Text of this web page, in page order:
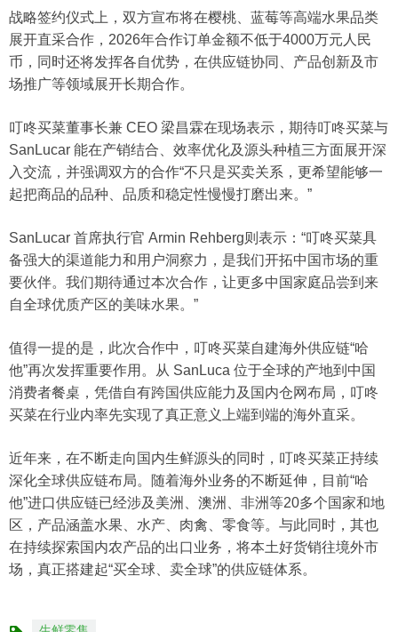
战略签约仪式上，双方宣布将在樱桃、蓝莓等高端水果品类
展开直采合作，2026年合作订单金额不低于4000万元人民
币，同时还将发挥各自优势，在供应链协同、产品创新及市
场推广等领域展开长期合作。
叮咚买菜董事长兼 CEO 梁昌霖在现场表示，期待叮咚买菜与
SanLucar 能在产销结合、效率优化及源头种植三方面展开深
入交流，并强调双方的合作“不只是买卖关系，更希望能够一
起把商品的品种、品质和稳定性慢慢打磨出来。”
SanLucar 首席执行官 Armin Rehberg则表示：“叮咚买菜具
备强大的渠道能力和用户洞察力，是我们开拓中国市场的重
要伙伴。我们期待通过本次合作，让更多中国家庭品尝到来
自全球优质产区的美味水果。”
值得一提的是，此次合作中，叮咚买菜自建海外供应链“哈
他”再次发挥重要作用。从 SanLuca 位于全球的产地到中国
消费者餐桌，凭借自有跨国供应能力及国内仓网布局，叮咚
买菜在行业内率先实现了真正意义上端到端的海外直采。
近年来，在不断走向国内生鲜源头的同时，叮咚买菜正持续
深化全球供应链布局。随着海外业务的不断延伸，目前“哈
他”进口供应链已经涉及美洲、澳洲、非洲等20多个国家和地
区，产品涵盖水果、水产、肉禽、零食等。与此同时，其也
在持续探索国内农产品的出口业务，将本土好货销往境外市
场，真正搭建起“买全球、卖全球”的供应链体系。